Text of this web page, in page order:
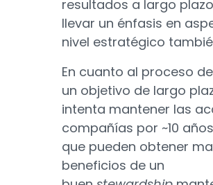
resultados a largo
llevar un énfasis en
nivel estratégico
En cuanto al proceso
un objetivo de largo
intenta mantener las
compañías por ~10
que pueden obtener
beneficios de un